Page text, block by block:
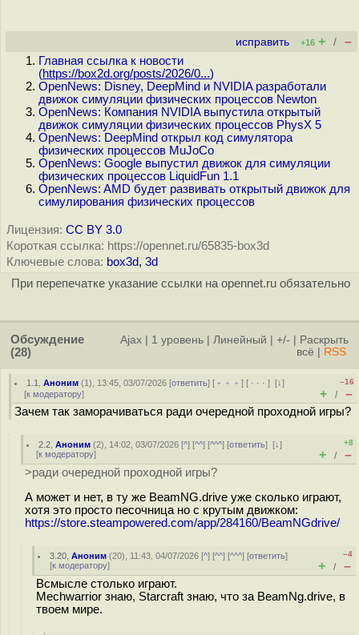
исправить +16 + / –
Главная ссылка к новости
(https://box2d.org/posts/2026/0...)
OpenNews: Disney, DeepMind и NVIDIA разработали
движок симуляции физических процессов Newton
OpenNews: Компания NVIDIA выпустила открытый
движок симуляции физических процессов PhysX 5
OpenNews: DeepMind открыл код симулятора
физических процессов MuJoCo
OpenNews: Google выпустил движок для симуляции
физических процессов LiquidFun 1.1
OpenNews: AMD будет развивать открытый движок для
симулирования физических процессов
Лицензия: CC BY 3.0
Короткая ссылка: https://opennet.ru/65835-box3d
Ключевые слова: box3d, 3d
При перепечатке указание ссылки на opennet.ru обязательно
Обсуждение
(28)
Ajax 1 уровень Линейный +/-
Раскрыть
всё
RSS
1.1 ,Аноним (1), 13:45, 03/07/2026 [ответить] [ ﹢﹢﹢] [ · · ·][↓]
[к модератору]
–16
+ / –
Зачем так заморачиваться ради очередной проходной игры?
2.2 ,Аноним (2), 14:02, 03/07/2026 [^] [^^] [^^^] [ответить][↓]
[к модератору]
+8
+ / –
>ради очередной проходной игры?
А может и нет, в ту же BeamNG.drive уже сколько играют,
хотя это просто песочница но с крутым движком:
https://store.steampowered.com/app/284160/BeamNGdrive/
3.20 ,Аноним (20), 11:43, 04/07/2026 [^] [^^] [^^^] [ответить]
[к модератору]
–4
+ / –
Всмысле столько играют.
Mechwarrior знаю, Starcraft знаю, что за BeamNg.drive, в
твоем мире.